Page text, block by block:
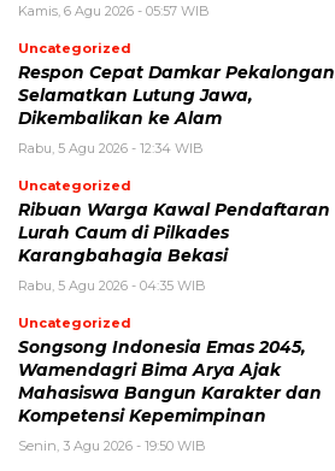
Kamis, 6 Agu 2026 - 05:57 WIB
Uncategorized
Respon Cepat Damkar Pekalongan
Selamatkan Lutung Jawa,
Dikembalikan ke Alam
Rabu, 5 Agu 2026 - 12:34 WIB
Uncategorized
Ribuan Warga Kawal Pendaftaran
Lurah Caum di Pilkades
Karangbahagia Bekasi
Rabu, 5 Agu 2026 - 04:35 WIB
Uncategorized
Songsong Indonesia Emas 2045,
Wamendagri Bima Arya Ajak
Mahasiswa Bangun Karakter dan
Kompetensi Kepemimpinan
Senin, 3 Agu 2026 - 19:50 WIB